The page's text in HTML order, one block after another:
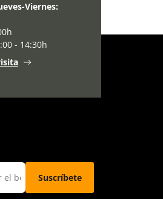
Viernes:
- 14:30h